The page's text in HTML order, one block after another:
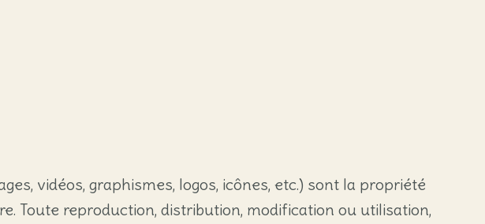
vidéos, graphismes, logos, icônes, etc.) sont la propriété
Toute reproduction, distribution, modification ou utilisation,